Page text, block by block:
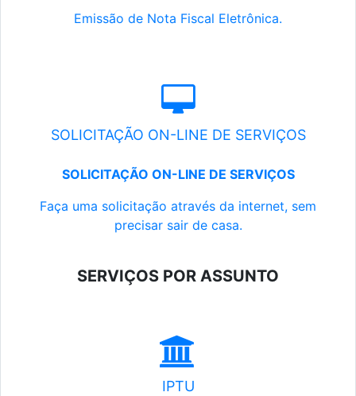
Emissão de Nota Fiscal Eletrônica.
SOLICITAÇÃO ON-LINE DE SERVIÇOS
SOLICITAÇÃO ON-LINE DE SERVIÇOS
Faça uma solicitação através da internet, sem
precisar sair de casa.
SERVIÇOS POR ASSUNTO
IPTU